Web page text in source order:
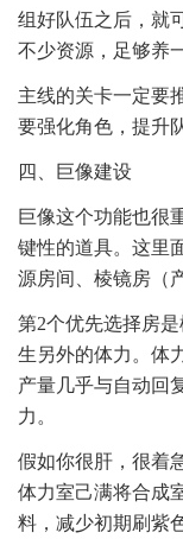
组好队伍之后，就
不少资源，足够养
主线的关卡一定要
要强化角色，提升
四、巨像建设
巨像这个功能也很
键性的道具。这里
源房间、棱镜房（
第2个优先选择房
生另外的体力。体
产量几乎与自动回
力。
假如你很肝，很着
体力室己满将合成
料，减少初期刷紫